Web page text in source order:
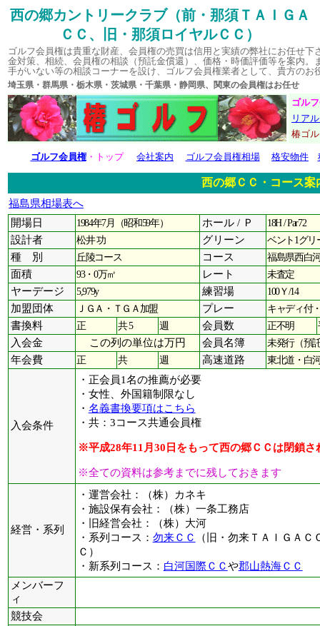
西の郷カントリークラブ（前・那須ＴＡＩＧＡ
ＣＣ、旧・那須ロイヤルＣＣ）
ゴルフ会員権は貴重な財産、会員権の売買は信用と実績の弊社にお任せ
金対策、相続、会員権の相談（預託金償還）、価格・時価評価等を案内
手がいない等の相談コーナーを設け、ゴルフ会員権業者として、貴方のお
埼玉県・群馬県・栃木県・茨城県・千葉県・静岡県、関東の会員権
ゴル
リア
椿ゴ
ゴルフ会員権・トップ 会社案内 ゴルフ会員権相場 格安物件
西の郷ＣＣ・コース案
福島県相場表へ
開場日
1984年7月（昭和59年） ホール / Ｐ
18H / Par72
設計者
松井 功 グリーン
ベント1グリ
種 別
丘陵コース コース
福島県西白
面積
93・0万㎡ レート
未査定
ヤーデージ
5,979y 練習場
100Ｙ/14
加盟団体
ＪＧＡ・ＴＧＡ加盟 プレー
キャディ付
書換料
正 共 5 週 会員数 正不明
入会金
この列の単位は万円 会員名簿
未発行（預
年会費
正 共 週 高速道路 東北道・白
入会条件
・正会員1名の推薦が必要
・女性、外国籍制限なし
・ 名義書換要項はこちら
・共：3コース共通会員権
※平成28年11月30日をもって西の郷ＣＣは閉鎖さ
※全ての資料は参考までに残しておきます
経営・系列
・運営会社：（株）カネキ
・施設保有会社：（株）一条工務店
・旧経営会社：（株）大河
・系列コース： 勿来ＣＣ
（旧・勿来ＴＡＩＧＡＣ
Ｃ）
・新系列コース： 白河国際ＣＣや郡山熱海ＣＣ
メンバーフ
ィ
競技会